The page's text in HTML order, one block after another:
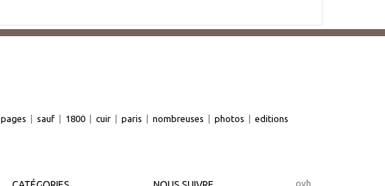
pages | sauf | 1800 | cuir | paris | nombreuses | photos | editions
ovh